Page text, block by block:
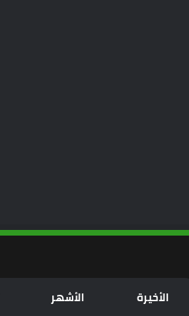
الأخيرة الأشهر